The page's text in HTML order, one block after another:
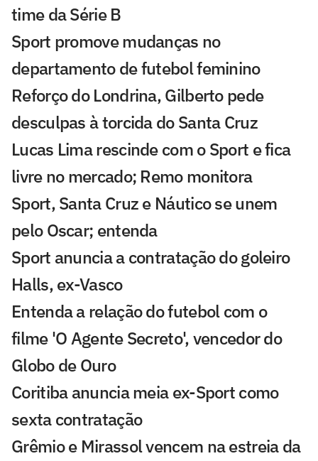
time da Série B
Sport promove mudanças no
departamento de futebol feminino
Reforço do Londrina, Gilberto pede
desculpas à torcida do Santa Cruz
Lucas Lima rescinde com o Sport e fica
livre no mercado; Remo monitora
Sport, Santa Cruz e Náutico se unem
pelo Oscar; entenda
Sport anuncia a contratação do goleiro
Halls, ex-Vasco
Entenda a relação do futebol com o
filme 'O Agente Secreto', vencedor do
Globo de Ouro
Coritiba anuncia meia ex-Sport como
sexta contratação
Grêmio e Mirassol vencem na estreia da